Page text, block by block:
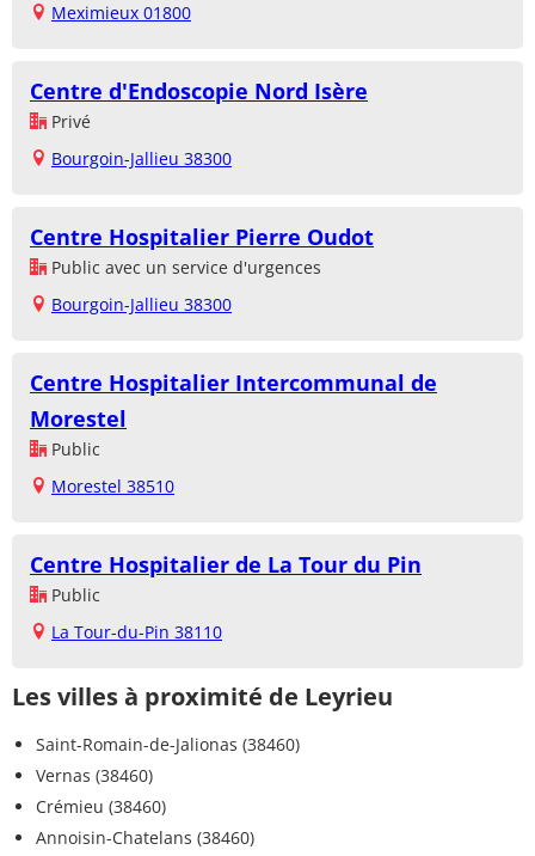
Meximieux 01800
Centre d'Endoscopie Nord Isère
Privé
Bourgoin-Jallieu 38300
Centre Hospitalier Pierre Oudot
Public avec un service d'urgences
Bourgoin-Jallieu 38300
Centre Hospitalier Intercommunal de
Morestel
Public
Morestel 38510
Centre Hospitalier de La Tour du Pin
Public
La Tour-du-Pin 38110
Les villes à proximité de Leyrieu
Saint-Romain-de-Jalionas (38460)
Vernas (38460)
Crémieu (38460)
Annoisin-Chatelans (38460)